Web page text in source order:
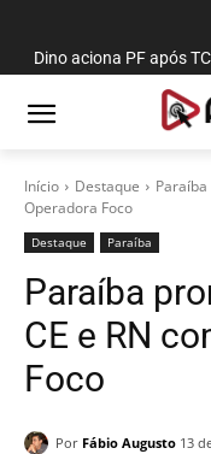
Dino aciona PF após
Início Destaque
Operadora Foco
Destaque Paraí­ba
Paraíba
CE e RN
Foco
Por Fábio Augusto 13